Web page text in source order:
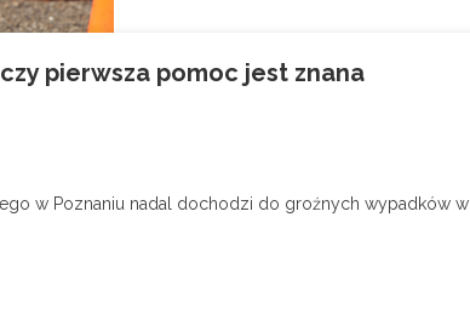
pierwsza pomoc jest znana
w Poznaniu nadal dochodzi do groźnych wypadków w